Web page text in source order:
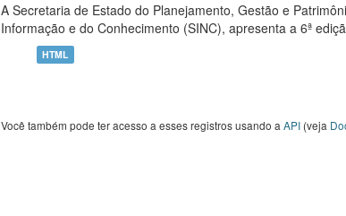
A Secretaria de Estado do Planejamento, Gestão e
Informação e do Conhecimento (SINC), apresenta a 6ª
HTML
Você também pode ter acesso a esses registros usando a API (veja